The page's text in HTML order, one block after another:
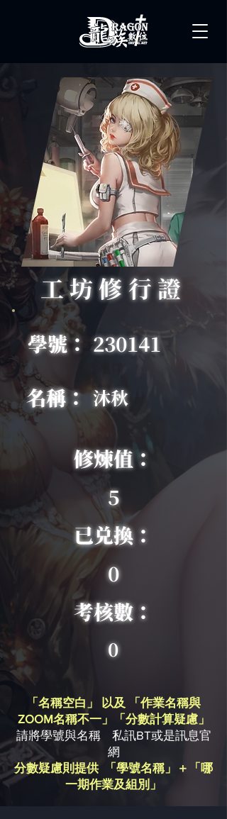
學號： 230141
名稱： 沐秋
修煉值：
5
已兑換：
0
考核數：
0
工坊修行證
「名稱空白」 以及 「作業名稱與
ZOOM名稱不一」「分數計算疑慮」
請將學號與名稱 私訊BT或是訊息官
網
分數疑慮則提供 「學號名稱」＋「哪
一期作業及組別」